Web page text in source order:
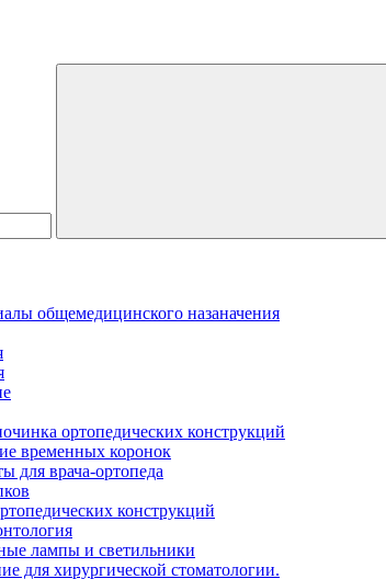
общемедицинского назаначения
ортопедических конструкций
временных коронок
для врача-ортопеда
конструкций
лампы и светильники
для хирургической стоматологии.